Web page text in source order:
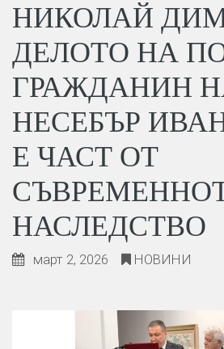
НИКОЛАЙ
ДЕЛОТО НА
ГРАЖДАНИН
НЕСЕБЪР
Е ЧАСТ ОТ
НАСЛЕДСТВО
март 2, 2026 НОВИНИ